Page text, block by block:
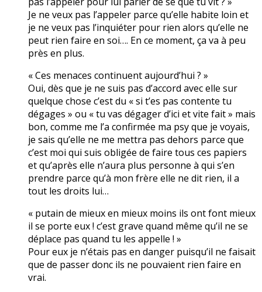
Je ne veux pas l’appeler parce qu’elle habite loin et
je ne veux pas l’inquiéter pour rien alors qu’elle ne
peut rien faire en soi…. En ce moment, ça va à peu
près en plus.
« Ces menaces continuent aujourd’hui ? »
Oui, dès que je ne suis pas d’accord avec elle sur
quelque chose c’est du « si t’es pas contente tu
dégages » ou « tu vas dégager d’ici et vite fait » mais
bon, comme me l’a confirmée ma psy que je voyais,
je sais qu’elle ne me mettra pas dehors parce que
c’est moi qui suis obligée de faire tous ces papiers
et qu’après elle n’aura plus personne à qui s’en
prendre parce qu’à mon frère elle ne dit rien, il a
tout les droits lui…
« putain de mieux en mieux moins ils ont font mieux
il se porte eux ! c’est grave quand même qu’il ne se
déplace pas quand tu les appelle ! »
Pour eux je n’étais pas en danger puisqu’il ne faisait
que de passer donc ils ne pouvaient rien faire en
vrai.